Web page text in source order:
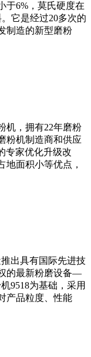
于6%，莫氏硬度在
它是经过20多次的
制造的新型磨粉
机，拥有22年磨粉
粉机制造商和供应
专家优化升级改
地面积小等优点，
出具有国际先进技
的最新粉磨设备—
9518为基础，采用
产品粒度、性能